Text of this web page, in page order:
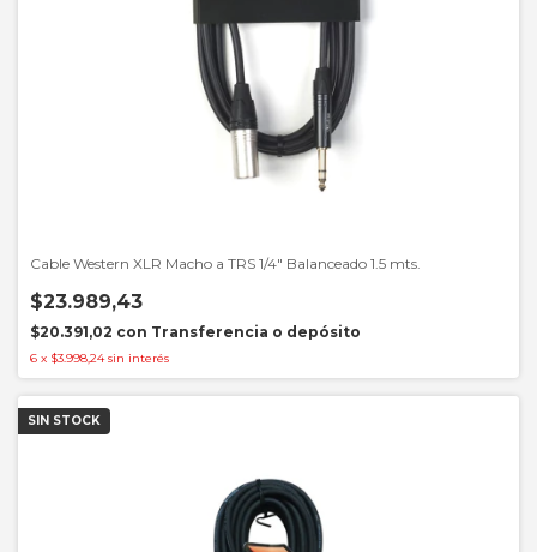
Cable Western XLR Macho a TRS 1/4" Balanceado 1.5 mts.
$23.989,43
$20.391,02 con Transferencia o depósito
6 x $3.998,24 sin interés
SIN STOCK